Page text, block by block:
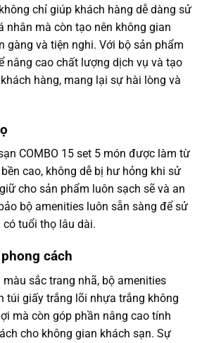
chỉ giúp khách hàng dễ dàng sử
nhân mà còn tạo nên không gian
gàng và tiện nghi. Với bộ sản phẩm
nâng cao chất lượng dịch vụ và tạo
hàng, mang lại sự hài lòng và
COMBO 15 set 5 món được làm từ
cao, không dễ bị hư hỏng khi sử
cho sản phẩm luôn sạch sẽ và an
bộ amenities luôn sẵn sàng để sử
tuổi thọ lâu dài.
cách
sắc trang nhã, bộ amenities
túi giấy trắng lõi nhựa trắng không
mà còn góp phần nâng cao tính
cho không gian khách sạn. Sự